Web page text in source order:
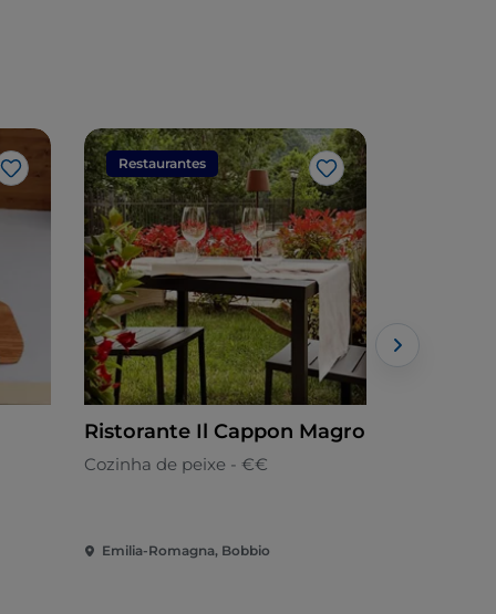
Gosto
Restaurantes
Gosto
Ristorante Il Cappon Magro
Cozinha de peixe - €€
Emilia-Romagna, Bobbio